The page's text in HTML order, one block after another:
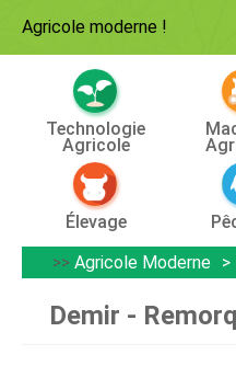
Agricole moderne !
Technologie
Agricole
Élevage
>> Agricole Moderne
Demir -